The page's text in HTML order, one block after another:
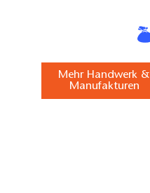
Mehr Handwerk &
Manufakturen